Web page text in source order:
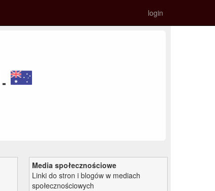
login
Media społecznościowe
Linki do stron i blogów w mediach
społecznościowych